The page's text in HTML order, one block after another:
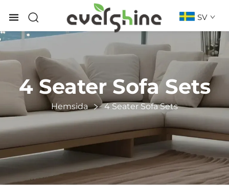
SV
4 Seater Sofa Sets
Hemsida 4 Seater Sofa Sets